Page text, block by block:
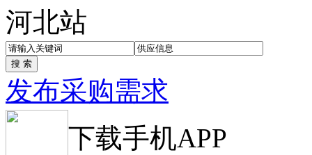
河北站
发布采购需求
下载手机APP